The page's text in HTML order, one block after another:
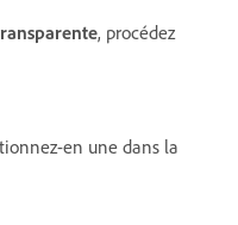
, procédez
en une dans la